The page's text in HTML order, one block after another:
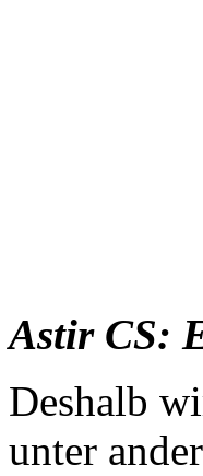
Astir CS:
Deshalb
unter